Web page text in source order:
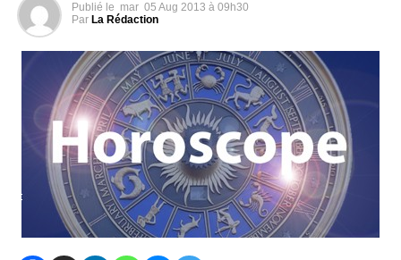
Publié le mar 05 Aug 2013 à 09h30
Par La Rédaction